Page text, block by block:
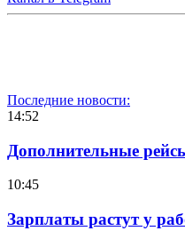
Последние новости:
14:52
Дополнительные
10:45
Зарплаты растут у